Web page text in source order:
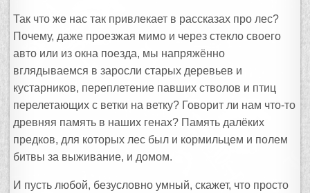
Так что же нас так привлекает в рассказах про лес?
Почему, даже проезжая мимо и через стекло своего
авто или из окна поезда, мы напряжённо
вглядываемся в заросли старых деревьев и
кустарников, переплетение павших стволов и птиц
перелетающих с ветки на ветку? Говорит ли нам что-то
древняя память в наших генах? Память далёких
предков, для которых лес был и кормильцем и полем
битвы за выживание, и домом.
И пусть любой, безусловно умный, скажет, что просто